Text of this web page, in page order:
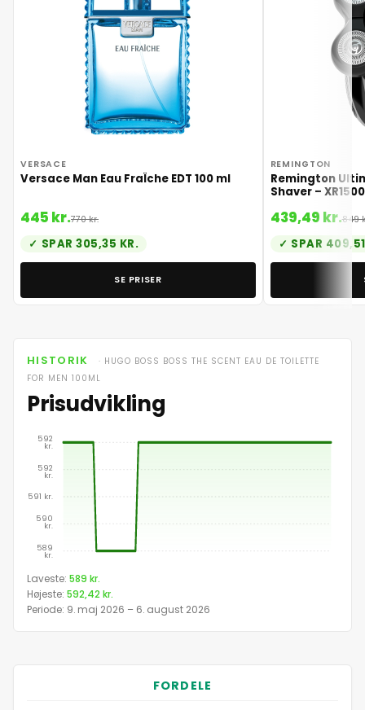
VERSACE
Versace Man Eau FraÎche EDT 100 ml
445 kr.770 kr.
SPAR 305,35 KR.
SE PRISER
REMINGTON
Remington
Shaver – XR1500
439,49 kr.849
SPAR
HISTORIK
· HUGO BOSS BOSS THE SCENT EAU DE TOILETTE
FOR MEN 100ML
Prisudvikling
592
kr.
592
kr.
591 kr.
590
kr.
589
kr.
Prisudvikling for Hugo Boss Boss The Scent
Laveste: 589 kr.
Højeste: 592,42 kr.
Periode: 9. maj 2026 – 6. august 2026
FORDELE